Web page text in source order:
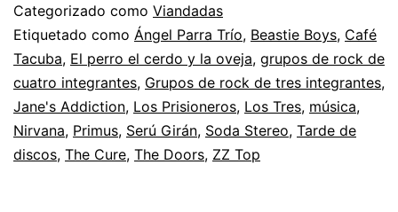
Categorizado como Viandadas
Etiquetado como Ángel Parra Trío, Beastie Boys, Café
Tacuba, El perro el cerdo y la oveja, grupos de rock de
cuatro integrantes, Grupos de rock de tres integrantes,
Jane's Addiction, Los Prisioneros, Los Tres, música,
Nirvana, Primus, Serú Girán, Soda Stereo, Tarde de
discos, The Cure, The Doors, ZZ Top